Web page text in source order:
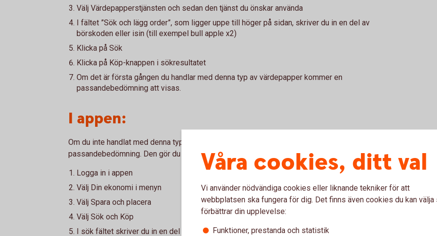
Välj Värdepapperstjänsten och sedan den tjänst du önskar använda
I fältet ”Sök och lägg order”, som ligger uppe till höger på sidan, skriver du in en del av
börskoden eller isin (till exempel bull apple x2)
Klicka på Sök
Klicka på Köp-knappen i sökresultatet
Om det är första gången du handlar med denna typ av värdepapper kommer en
passandebedömning att visas.
I appen:
Om du inte handlat med denna typ av värdepapper tidigare behöver du göra en
passandebedömning. Den gör du vid köp i internetbanken.
Logga in i appen
Välj Din ekonomi i menyn
Välj Spara och placera
Välj Sök och Köp
I sök fältet skriver du in en del av börskoden eller isin (till exempel bull apple x2)
Våra cookies, ditt val
Vi använder nödvändiga cookies eller liknande tekniker för att
webbplatsen ska fungera för dig. Det finns även cookies du kan välja
förbättrar din upplevelse:
Funktioner, prestanda och statistik